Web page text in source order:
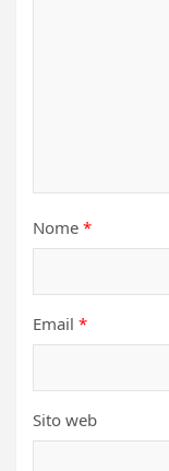
Nome *
Email *
Sito web